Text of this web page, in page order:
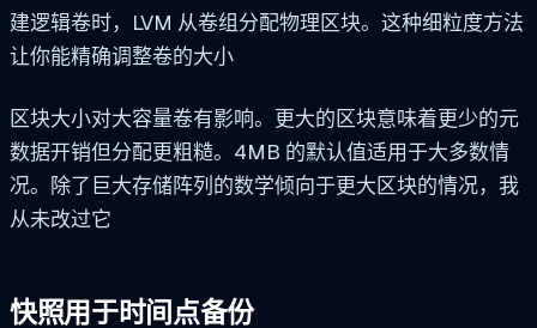
建逻辑卷时，LVM 从卷组分配物理区块。这种细粒度方法
让你能精确调整卷的大小
区块大小对大容量卷有影响。更大的区块意味着更少的元
数据开销但分配更粗糙。4MB 的默认值适用于大多数情
况。除了巨大存储阵列的数学倾向于更大区块的情况，我
从未改过它
快照用于时间点备份